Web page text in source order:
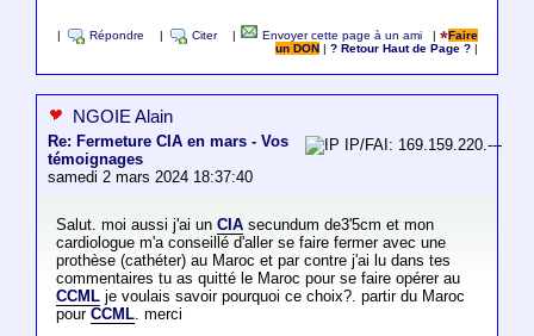
Répondre Citer Envoyer cette page à un ami |
Faire
un DON
|? Retour Haut de Page ?
NGOIE Alain
Re: Fermeture CIA en mars - Vos
témoignages
samedi 2 mars 2024 18:37:40
IP/FAI: 169.159.220.---
Salut. moi aussi j'ai un CIAsecundum de3'5cm et mon
cardiologue m'a conseillé d'aller se faire fermer avec une
prothèse (cathéter) au Maroc et par contre j'ai lu dans tes
commentaires tu as quitté le Maroc pour se faire opérer au
CCMLje voulais savoir pourquoi ce choix?. partir du Maroc
pour CCML. merci